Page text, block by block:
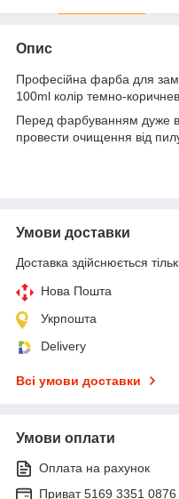
Опис
Професійна фарба для
100ml колір темно-
Перед фарбуванням дуже
провести очищення від
Умови доставки
Доставка здійснюється
Нова Пошта
Укрпошта
Delivery
Всі умови доставки
Умови оплати
Оплата на рахунок
Приват 5169 3351